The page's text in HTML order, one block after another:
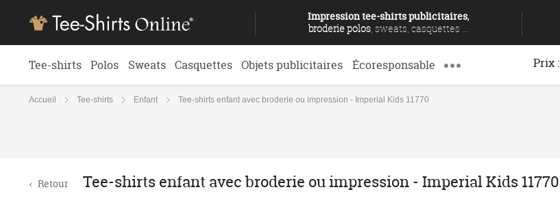
Impression tee-shirts publicitaires,
broderie polos , sweats, casquettes ...
Tee-shirts Polos Sweats Casquettes Objets publicitaires Écoresponsable Prix :
Accueil Tee-shirts Enfant Tee-shirts enfant avec broderie ou impression - Imperial Kids 11770
‹ Retour Tee-shirts enfant avec broderie ou impression - Imperial Kids 11770